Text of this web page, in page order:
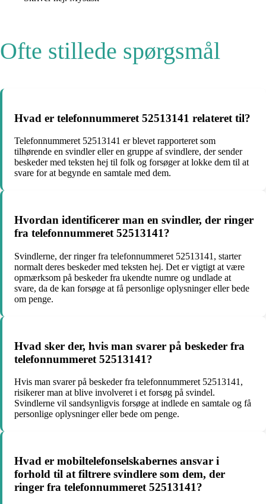
Ofte stillede spørgsmål
Hvad er telefonnummeret 52513141 relateret til?
Telefonnummeret 52513141 er blevet rapporteret som
tilhørende en svindler eller en gruppe af svindlere, der sender
beskeder med teksten hej til folk og forsøger at lokke dem til at
svare for at begynde en samtale med dem.
Hvordan identificerer man en svindler, der ringer
fra telefonnummeret 52513141?
Svindlerne, der ringer fra telefonnummeret 52513141, starter
normalt deres beskeder med teksten hej. Det er vigtigt at være
opmærksom på beskeder fra ukendte numre og undlade at
svare, da de kan forsøge at få personlige oplysninger eller bede
om penge.
Hvad sker der, hvis man svarer på beskeder fra
telefonnummeret 52513141?
Hvis man svarer på beskeder fra telefonnummeret 52513141,
risikerer man at blive involveret i et forsøg på svindel.
Svindlerne vil sandsynligvis forsøge at indlede en samtale og få
personlige oplysninger eller bede om penge.
Hvad er mobiltelefonselskabernes ansvar i
forhold til at filtrere svindlere som dem, der
ringer fra telefonnummeret 52513141?